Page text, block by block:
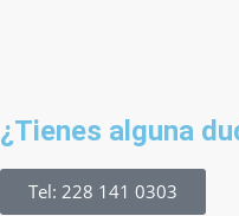
¿Tienes alguna
Tel: 228 141 0303